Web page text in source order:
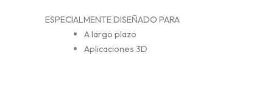
ESPECIALMENTE DISEÑADO PARA
A largo plazo
Aplicaciones 3D